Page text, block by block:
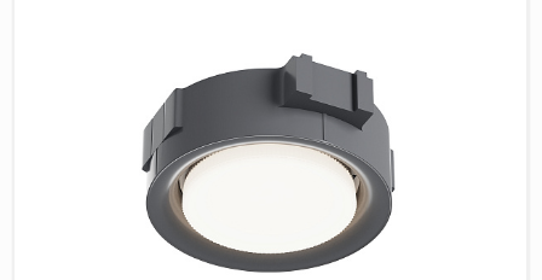
Мрамор
Дерево
Камень